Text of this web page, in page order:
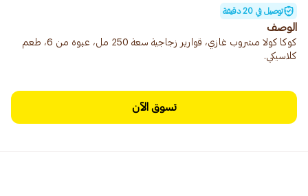
توصيل في 20 دقيقة
الوصف
كوكا كولا مشروب غازي، قوارير زجاجية سعة 250 مل، عبوة من 6، طعم
كلاسيكي.
تسوق الآن